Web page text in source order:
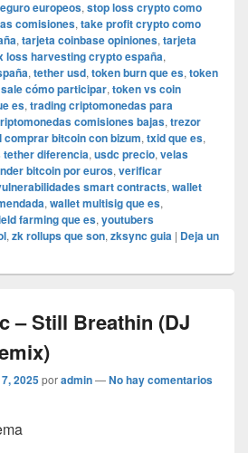
europeos, stop loss crypto como
comisiones, take profit crypto como
, tarjeta coinbase opiniones, tarjeta
loss harvesting crypto españa,
, tether usd, token burn que es, token
cómo participar, token vs coin
es, trading criptomonedas para
comisiones bajas, trezor
comprar bitcoin con bizum, txid que es,
tether diferencia, usdc precio, velas
bitcoin por euros, verificar
smart contracts, wallet
, wallet multisig que es,
farming que es, youtubers
, zk rollups que son, zksync guia | Deja un
– Still Breathin (DJ
2025poradmin—No hay comentarios